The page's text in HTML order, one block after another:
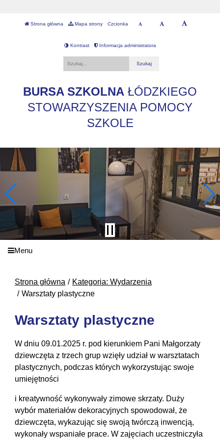
Strona główna Mapa strony Czcionka
Kontrast Informacja administratora
BURSA SZKOLNA ŁÓDZKIEGO
STOWARZYSZENIA POMOCY
SZKOLE
Menu
Strona główna
Kategoria: Wydarzenia
Warsztaty plastyczne
Warsztaty plastyczne
W dniu 09.01.2025 r. pod kierunkiem Pani Małgorzaty
dziewczęta z trzech grup wzięły udział w warsztatach
plastycznych, podczas których wykorzystując swoje
umiejętności
i kreatywność wykonywały zimowe skrzaty. Duży
wybór materiałów dekoracyjnych spowodował, że
dziewczęta, wykazując się swoją twórczą inwencją,
wykonały wspaniałe prace. W zajęciach uczestniczyła